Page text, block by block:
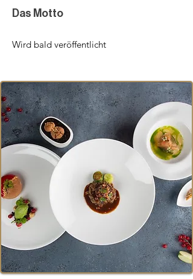
Das Motto
Wird bald veröffentlicht